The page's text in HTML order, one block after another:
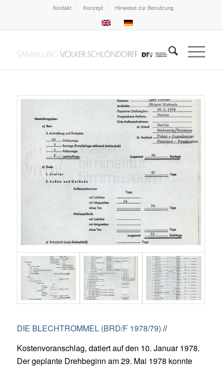
Kontakt Konzept Hinweise zur Benutzung
DIE BLECHTROMMEL (BRD/F 1978/79) //
Kostenvoranschlag, datiert auf den 10. Januar 1978.
Der geplante Drehbeginn am 29. Mai 1978 konnte